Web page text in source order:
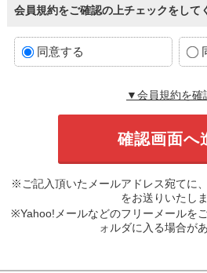
会員規約をご確認の上チェックをして
同意する
▼会員規約を確
※ご記入頂いたメールアドレス宛てに
をお送りいたしま
※Yahoo!メールなどのフリーメールを
ォルダに入る場合が